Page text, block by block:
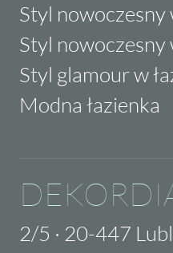
Styl nowoczesny
Styl nowoczesny
Styl glamour w
Modna łazienka
2/5 · 20-447